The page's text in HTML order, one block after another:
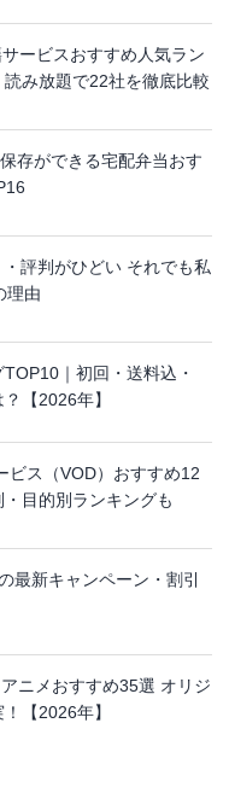
ービスおすすめ人気ラン
み放題で22社を徹底比較
存ができる宅配弁当おす
評判がひどい それでも私
理由
｜初回・送料込・
【2026年】
ビス（VOD）おすすめ12
目的別ランキングも
最新キャンペーン・割引
ニメおすすめ35選 オリジ
【2026年】